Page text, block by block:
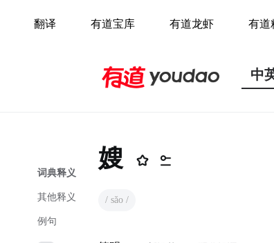
翻译 有道宝库 有道龙虾 有道
中
词典释义
其他释义
例句
嫂
/ sǎo /